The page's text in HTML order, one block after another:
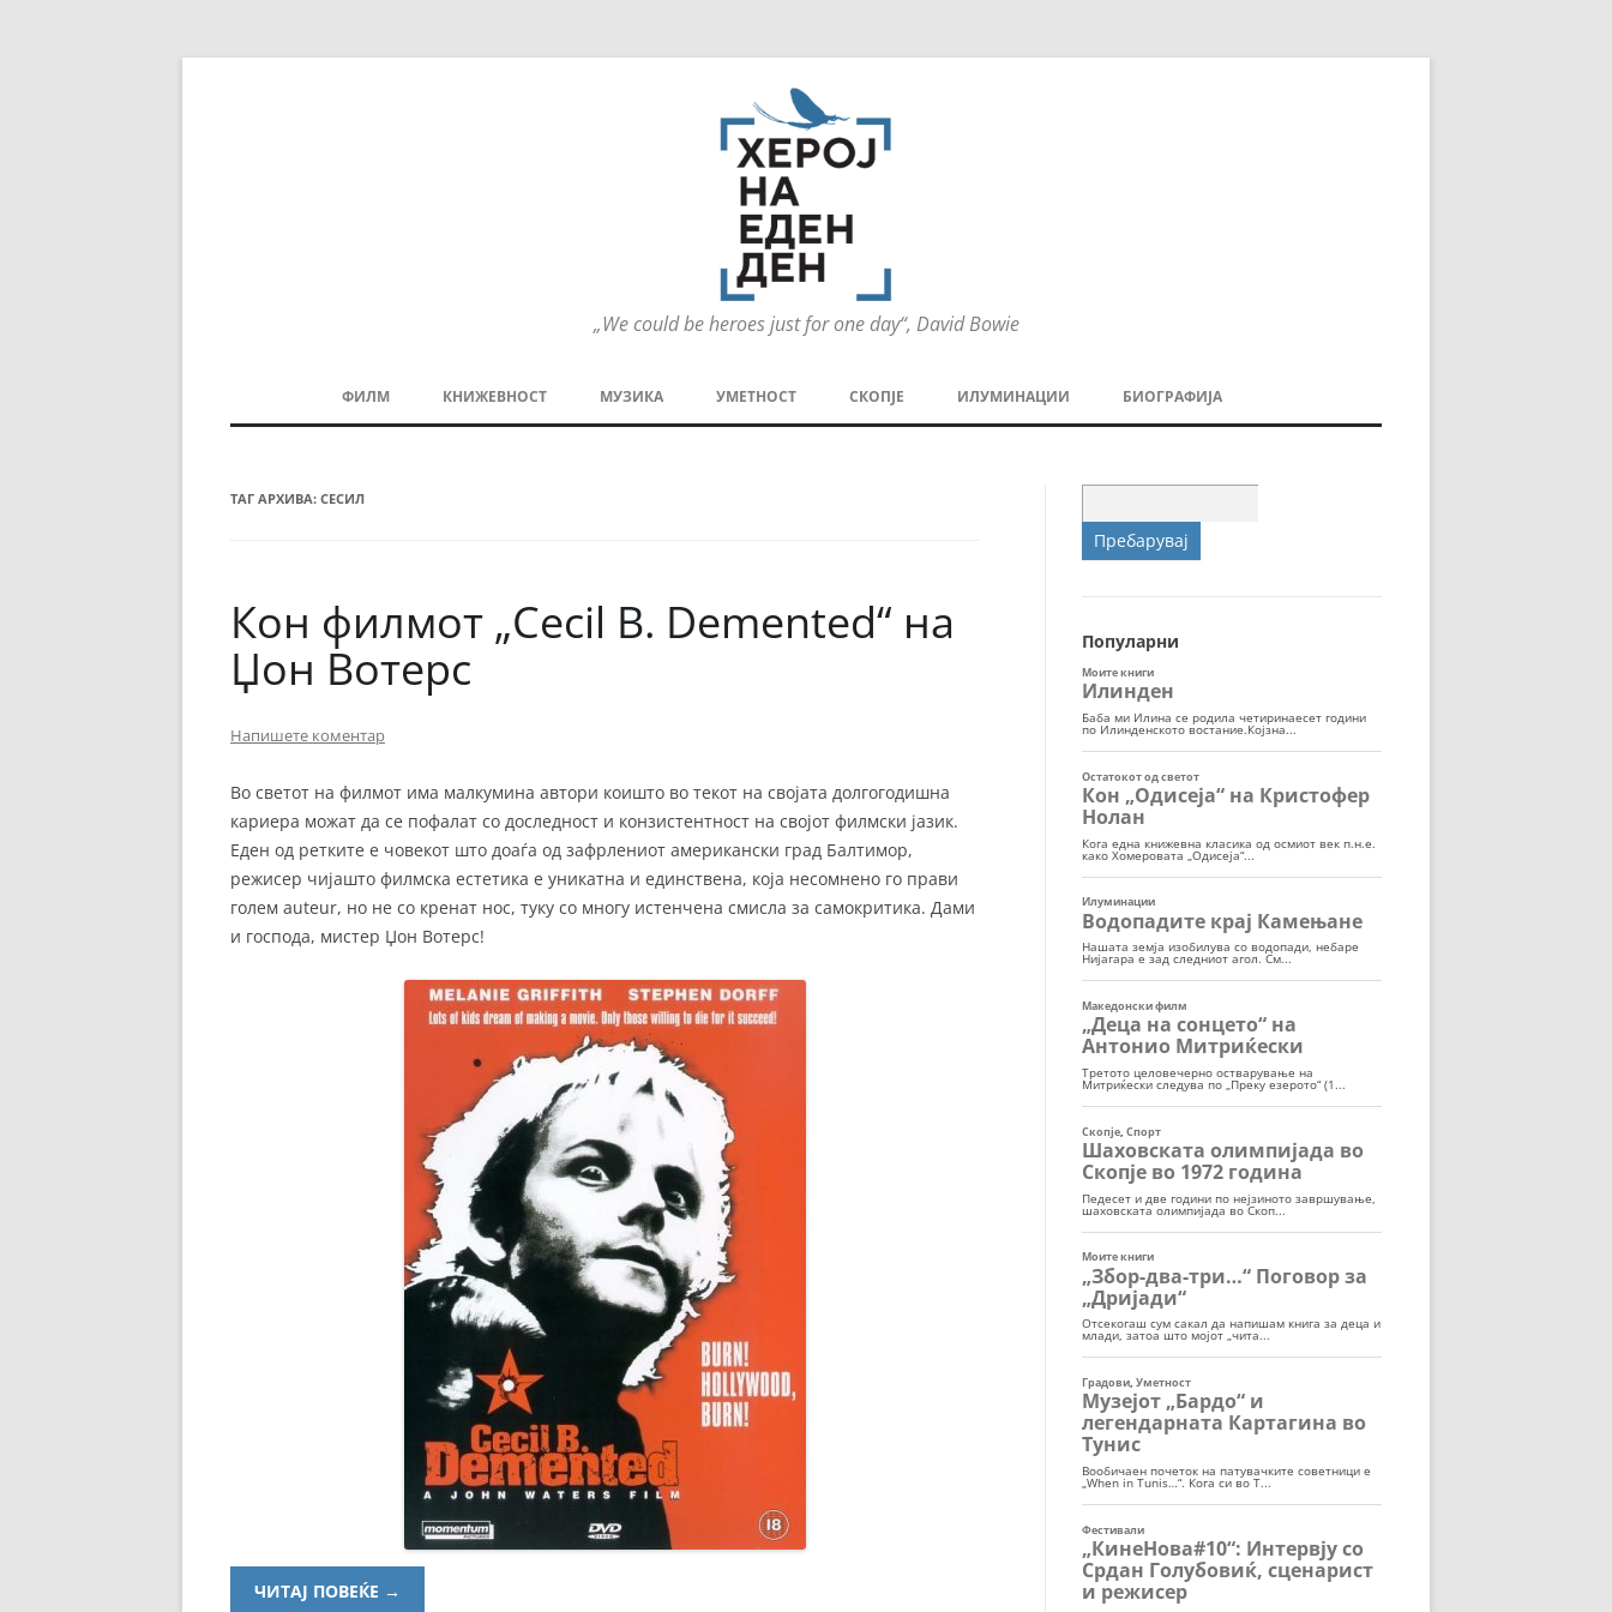
„We could be heroes just for one day“, David Bowie
содржината
ФИЛМ
ЖАНРОВИ
ФЕСТИВАЛИ
КНИЖЕВНОСТ МУЗИКА УМЕТНОСТ СКОПЈЕ ИЛУМИНАЦИИ
СПОРТ
БИОГРАФИЈА
ТАГ АРХИВА: СЕСИЛ
Кон филмот „Cecil B. Demented“ на
Џон Вотерс
Напишете коментар
Во светот на филмот има малкумина автори коишто во текот на својата долгогодишна
кариера можат да се пофалат со доследност и конзистентност на својот филмски јазик.
Еден од ретките е човекот што доаѓа од зафрлениот американски град Балтимор,
режисер чијашто филмска естетика е уникатна и единствена, која несомнено го прави
голем auteur, но не со кренат нос, туку со многу истенчена смисла за самокритика. Дами
и господа, мистер Џон Вотерс!
ЧИТАЈ ПОВЕЌЕ →
за:
Популарни